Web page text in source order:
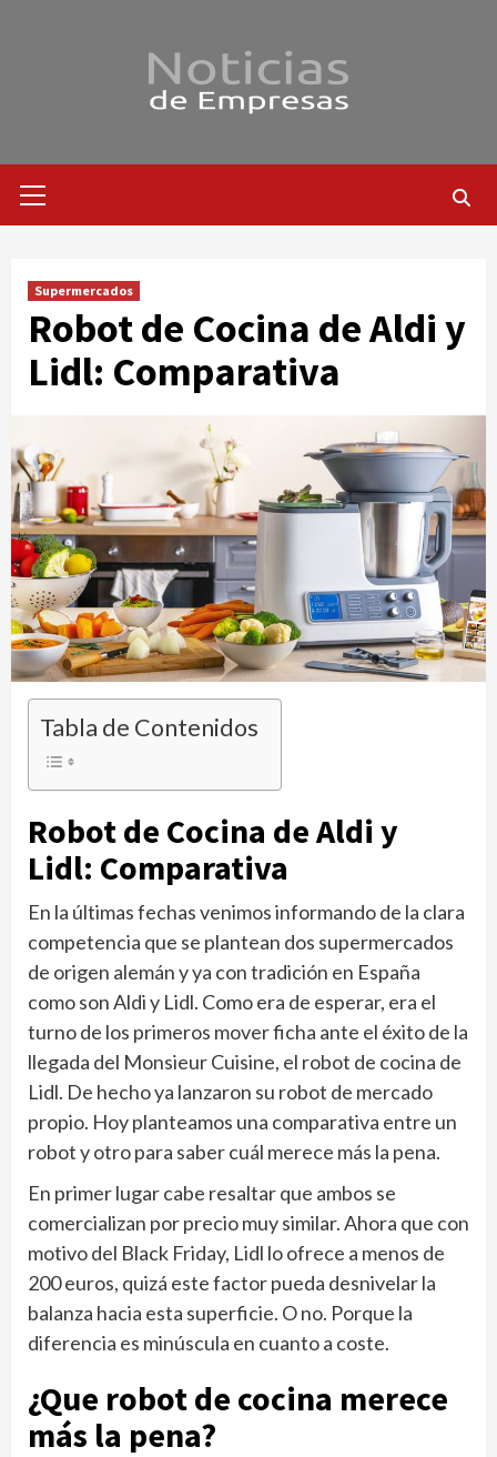
primario
Supermercados
Robot de Cocina de Aldi y
Lidl: Comparativa
Tabla de Contenidos
Robot de Cocina de Aldi y
Lidl: Comparativa
En la últimas fechas venimos informando de la clara
competencia que se plantean dos supermercados
de origen alemán y ya con tradición en España
como son Aldi y Lidl. Como era de esperar, era el
turno de los primeros mover ficha ante el éxito de la
llegada del Monsieur Cuisine, el robot de cocina de
Lidl. De hecho ya lanzaron su robot de mercado
propio. Hoy planteamos una comparativa entre un
robot y otro para saber cuál merece más la pena.
En primer lugar cabe resaltar que ambos se
comercializan por precio muy similar. Ahora que con
motivo del Black Friday, Lidl lo ofrece a menos de
200 euros, quizá este factor pueda desnivelar la
balanza hacia esta superficie. O no. Porque la
diferencia es minúscula en cuanto a coste.
¿Que robot de cocina merece
más la pena?